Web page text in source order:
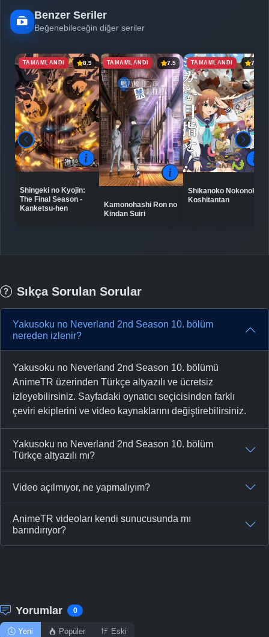
Benzer Seriler
Beğenebileceğin diğer seriler
TAMAMLANDI 8.9
Shingeki no Kyojin:
The Final Season -
Kanketsu-hen
TAMAMLANDI 7.5
Kamonohashi Ron no
Kindan Suiri
TAMAMLANDI 7.0
Shikanoko Nokonoko
Koshitantan
Sıkça Sorulan Sorular
Yakusoku no Neverland 2nd Season 10. bölüm
nereden izlenir?
Yakusoku no Neverland 2nd Season 10. bölümü
AnimeTR üzerinden Türkçe altyazılı ve ücretsiz
izleyebilirsiniz. Sayfadaki oynatıcı seçicisinden farklı
çeviri ekiplerini ve video kaynaklarını değiştirebilirsiniz.
Yakusoku no Neverland 2nd Season 10. bölüm
Türkçe altyazılı mı?
Video açılmıyor, ne yapmalıyım?
AnimeTR videoları kendi sunucusunda mı
barındırıyor?
Yorumlar 0
Yeni Popüler Eski